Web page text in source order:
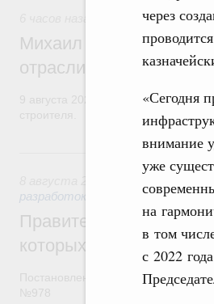
через
«Сегодня
внимание
уже
на
в том
с 2022
Регулирование в
Михаил Мишустин
отрасли с
9 августа 2026 года отмечается
разработок
Правительство
которых
Постановление от 5 августа 2026